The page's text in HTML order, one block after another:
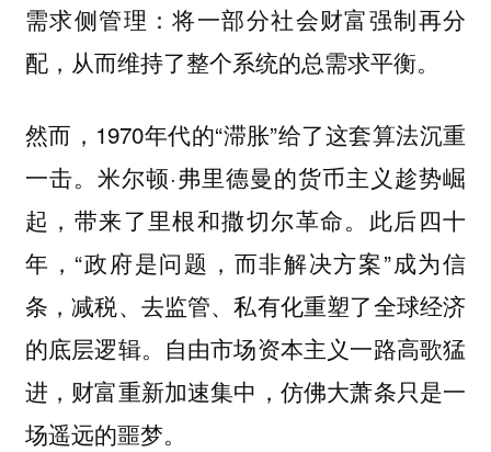
需求侧管理：将一部分社会财富强制再分
配，从而维持了整个系统的总需求平衡。
然而，1970年代的“滞胀”给了这套算法沉重
一击。米尔顿·弗里德曼的货币主义趁势崛
起，带来了里根和撒切尔革命。此后四十
年，“政府是问题，而非解决方案”成为信
条，减税、去监管、私有化重塑了全球经济
的底层逻辑。自由市场资本主义一路高歌猛
进，财富重新加速集中，仿佛大萧条只是一
场遥远的噩梦。